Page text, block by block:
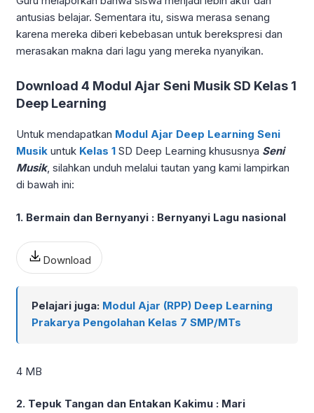
antusias belajar. Sementara itu, siswa merasa senang
karena mereka diberi kebebasan untuk berekspresi dan
merasakan makna dari lagu yang mereka nyanyikan.
Download 4 Modul Ajar Seni Musik SD Kelas 1
Deep Learning
Untuk mendapatkan Modul Ajar Deep Learning Seni
Musik untuk Kelas 1 SD Deep Learning khususnya Seni
Musik, silahkan unduh melalui tautan yang kami lampirkan
di bawah ini:
1. Bermain dan Bernyanyi : Bernyanyi Lagu nasional
Download
Pelajari juga: Modul Ajar (RPP) Deep Learning
Prakarya Pengolahan Kelas 7 SMP/MTs
4 MB
2. Tepuk Tangan dan Entakan Kakimu : Mari